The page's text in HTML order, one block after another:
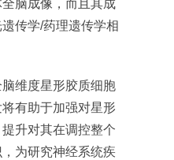
脑成像，而且其成
传学/药理遗传学相
维度星形胶质细胞
有助于加强对星形
升对其在调控整个
为研究神经系统疾